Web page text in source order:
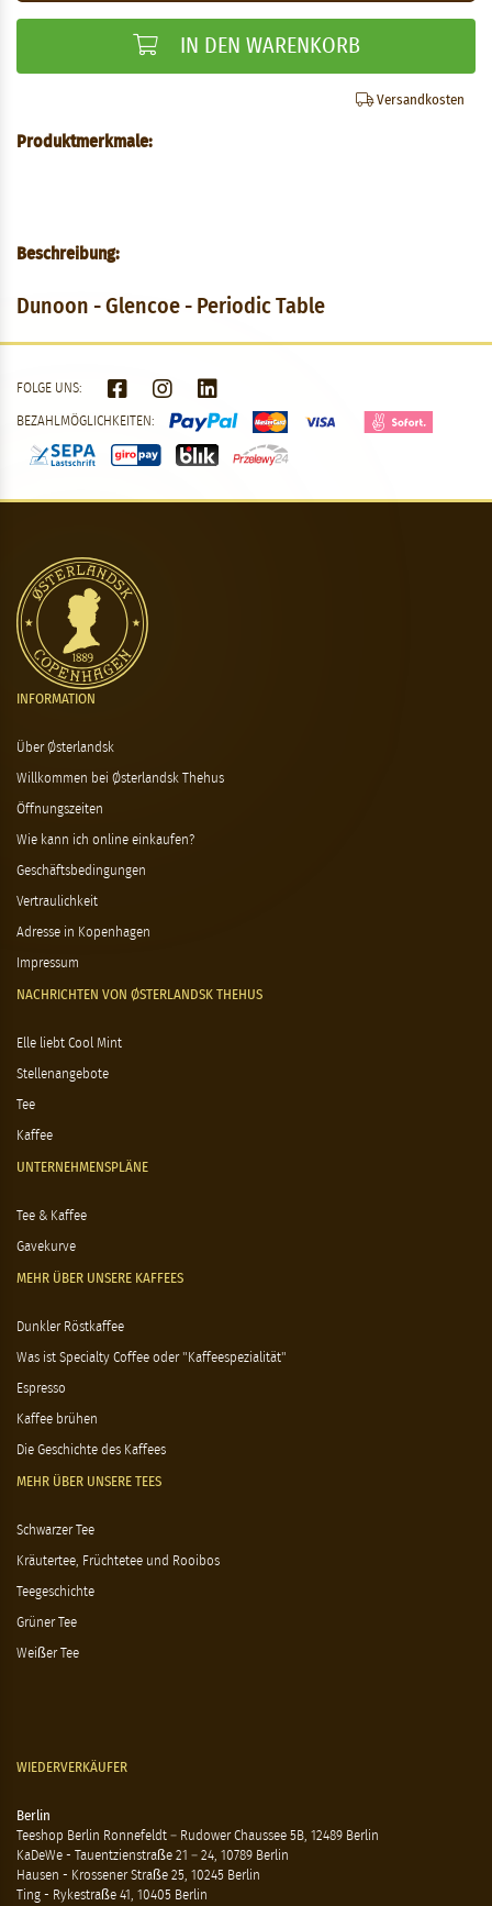
IN DEN WARENKORB
Versandkosten
Produktmerkmale:
Beschreibung:
Dunoon - Glencoe - Periodic Table
FOLGE UNS:
BEZAHLMÖGLICHKEITEN:
INFORMATION
Über Østerlandsk
Willkommen bei Østerlandsk Thehus
Öffnungszeiten
Wie kann ich online einkaufen?
Geschäftsbedingungen
Vertraulichkeit
Adresse in Kopenhagen
Impressum
NACHRICHTEN VON ØSTERLANDSK THEHUS
Elle liebt Cool Mint
Stellenangebote
Tee
Kaffee
UNTERNEHMENSPLÄNE
Tee & Kaffee
Gavekurve
MEHR ÜBER UNSERE KAFFEES
Dunkler Röstkaffee
Was ist Specialty Coffee oder "Kaffeespezialität"
Espresso
Kaffee brühen
Die Geschichte des Kaffees
MEHR ÜBER UNSERE TEES
Schwarzer Tee
Kräutertee, Früchtetee und Rooibos
Teegeschichte
Grüner Tee
Weißer Tee
WIEDERVERKÄUFER
Berlin
Teeshop Berlin Ronnefeldt – Rudower Chaussee 5B, 12489 Berlin
KaDeWe - Tauentzienstraße 21 – 24, 10789 Berlin
Hausen - Krossener Straße 25, 10245 Berlin
Ting - Rykestraße 41, 10405 Berlin